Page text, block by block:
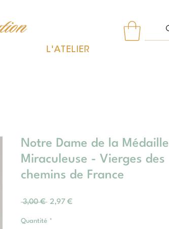
L'ATELIER
Notre Dame de la Médaille
Miraculeuse - Vierges des
chemins de France
3,00 € Prix
2,97 €Prix
Quantité *